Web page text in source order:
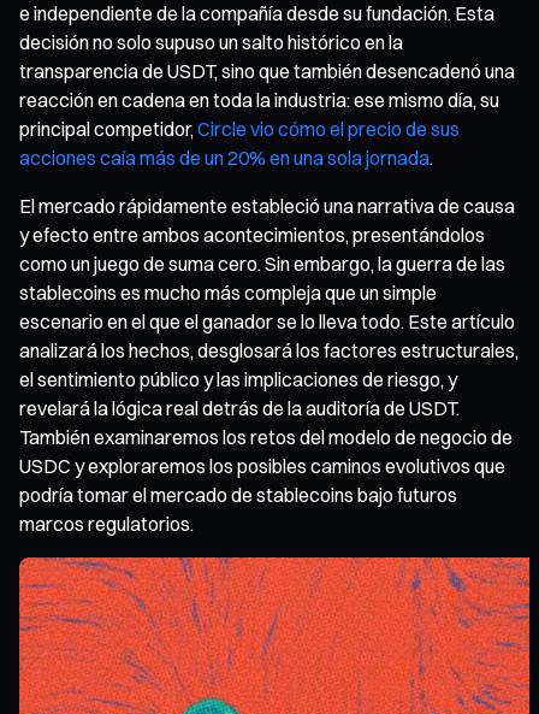
e independiente de la compañía desde su fundación. Esta
decisión no solo supuso un salto histórico en la
transparencia de USDT, sino que también desencadenó una
reacción en cadena en toda la industria: ese mismo día, su
principal competidor, Circle vio cómo el precio de sus
acciones caía más de un 20% en una sola jornada.
El mercado rápidamente estableció una narrativa de causa
y efecto entre ambos acontecimientos, presentándolos
como un juego de suma cero. Sin embargo, la guerra de las
stablecoins es mucho más compleja que un simple
escenario en el que el ganador se lo lleva todo. Este artículo
analizará los hechos, desglosará los factores estructurales,
el sentimiento público y las implicaciones de riesgo, y
revelará la lógica real detrás de la auditoría de USDT.
También examinaremos los retos del modelo de negocio de
USDC y exploraremos los posibles caminos evolutivos que
podría tomar el mercado de stablecoins bajo futuros
marcos regulatorios.